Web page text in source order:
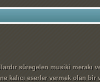
süregelen musiki merakı
kalıcı eserler vermek olan bir